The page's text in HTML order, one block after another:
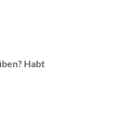
Habt